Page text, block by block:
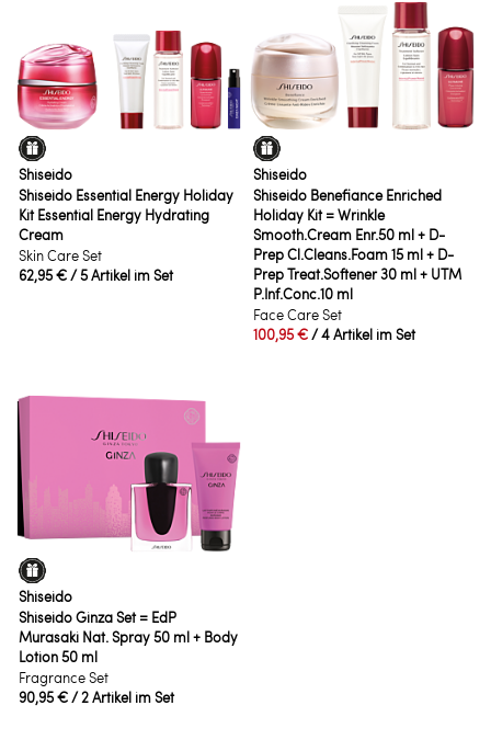
Shiseido
Shiseido Essential Energy Holiday
Kit Essential Energy Hydrating
Cream
Skin Care Set
62,95 €/ 5 Artikel im Set
Shiseido
Shiseido Benefiance Enriched
Holiday Kit = Wrinkle
Smooth.Cream Enr.50 ml + D-
Prep Cl.Cleans.Foam 15 ml + D-
Prep Treat.Softener 30 ml + UTM
P.Inf.Conc.10 ml
Face Care Set
100,95 €/ 4 Artikel im Set
Shiseido
Shiseido Ginza Set = EdP
Murasaki Nat. Spray 50 ml + Body
Lotion 50 ml
Fragrance Set
90,95 €/ 2 Artikel im Set